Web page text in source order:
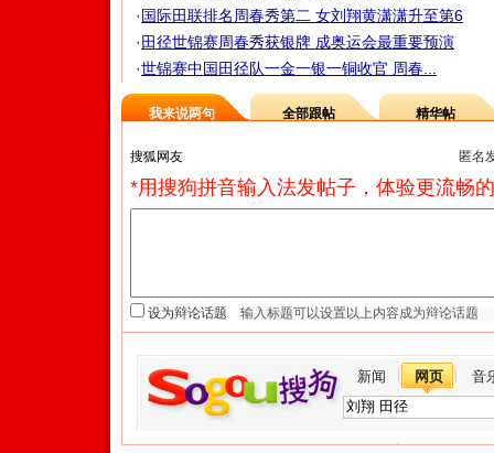
·国际田联排名周春秀第二 女刘翔黄潇潇升至第6
· 田径世锦赛周春秀获银牌 成奥运会最重要预演
·世锦赛中国田径队一金一银一铜收官 周春...
我来说两句 全部跟帖 精华帖
匿名
*用搜狗拼音输入法发帖子，体验更流畅
设为辩论话题
新闻 网页 音